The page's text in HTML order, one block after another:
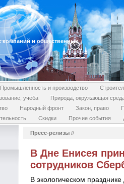
компаний и общественных
Промышленность и производство
учеба
Природа, окружающая
Народный фронт Закон, право
Скидки Прочие события
Пресс-релизы //
В Дне Енисея
сотрудников
В экологическом